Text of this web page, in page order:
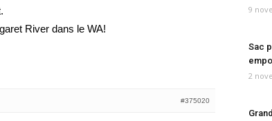
River dans le WA!
#375020
9
Sac
2